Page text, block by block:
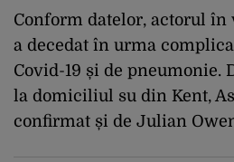
Conform datelor, actorul în
a decedat în urma
Covid-19 și de pneumonie.
la domiciliul su din Kent,
confirmat și de Julian